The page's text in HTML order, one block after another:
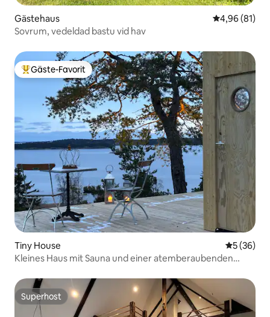
Gästehaus
4,96 (81)
Sovrum, vedeldad bastu vid hav
Beliebter Gäste-Favorit.
Gäste-Favorit
Tiny House
5 (36)
Kleines Haus mit Sauna und einer atemberaubenden
Superhost
Superhost